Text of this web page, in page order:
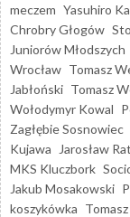
meczem Yasuhiro
Chrobry Głogów
Juniorów Młodszych
Wrocław Tomasz
Jabłoński Tomasz
Wołodymyr Kowal
Zagłębie Sosnowiec
Kujawa
Jarosław
MKS Kluczbork
Jakub Mosakowski
koszykówka